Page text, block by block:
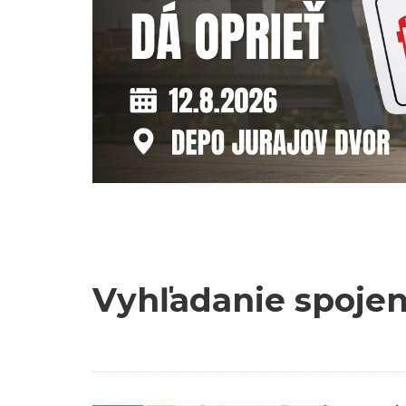
Vyhľadanie